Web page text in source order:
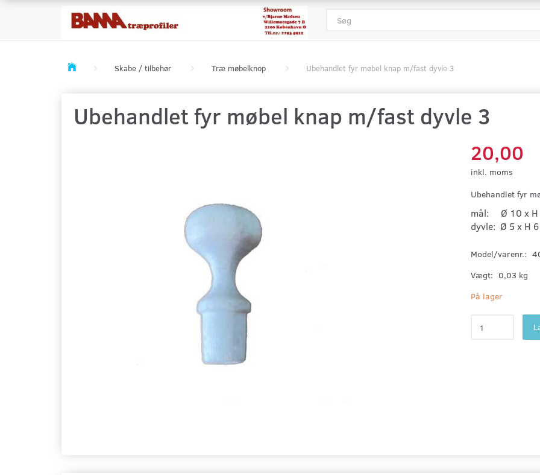
Skabe / tilbehør Træ møbelknop Ubehandlet fyr møbel knap m/fast dyvle 3
Ubehandlet fyr møbel knap m/fast dyvle 3
20,00
inkl. moms
Ubehandlet fyr
mål: Ø 10 x H
dyvle: Ø 5 x H 6
Model/varenr.:
Vægt: 0,03 kg
På lager